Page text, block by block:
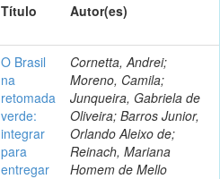
Título Autor(es)
O Brasil
na
retomada
verde:
integrar
para
entregar
Cornetta, Andrei;
Moreno, Camila;
Junqueira, Gabriela de
Oliveira; Barros Junior,
Orlando Aleixo de;
Reinach, Mariana
Homem de Mello